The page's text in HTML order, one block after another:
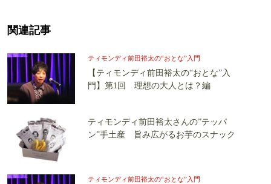
関連記事
ティモンディ前田裕太の“おとな”入門
【ティモンディ前田裕太の“おとな”入
門】第1回 理想の大人とは？編
ティモンディ前田裕太さんの”テッパ
ン”手土産 旨み広がるお芋のスナック
ティモンディ前田裕太の“おとな”入門